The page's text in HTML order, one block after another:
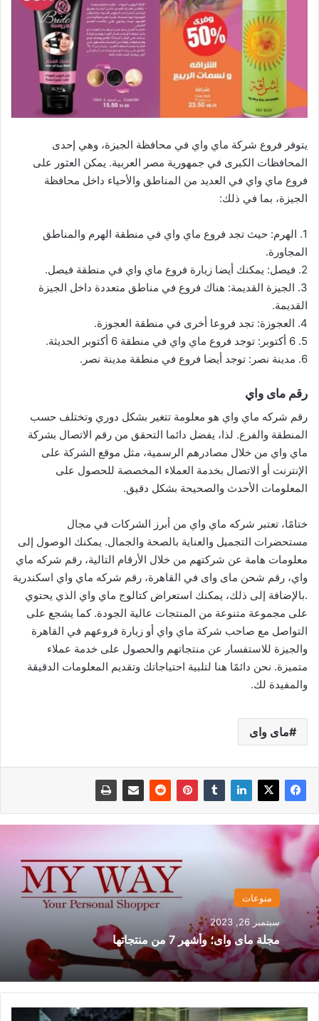
يتوفر فروع شركة ماي واي في محافظة الجيزة، وهي إحدى
المحافظات الكبرى في جمهورية مصر العربية. يمكن العثور على
فروع ماي واي في العديد من المناطق والأحياء داخل محافظة
الجيزة، بما في ذلك:
1. الهرم: حيث تجد فروع ماي واي في منطقة الهرم والمناطق
المجاورة.
2. فيصل: يمكنك أيضا زيارة فروع ماي واي في منطقة فيصل.
3. الجيزة القديمة: هناك فروع في مناطق متعددة داخل الجيزة
القديمة.
4. العجوزة: تجد فروعا أخرى في منطقة العجوزة.
5. 6 أكتوبر: توجد فروع ماي واي في منطقة 6 أكتوبر الحديثة.
6. مدينة نصر: توجد أيضا فروع في منطقة مدينة نصر.
رقم ماى واي
رقم شركه ماي واي هو معلومة تتغير بشكل دوري وتختلف حسب
المنطقة والفرع. لذا، يفضل دائما التحقق من رقم الاتصال بشركة
ماي واي من خلال مصادرهم الرسمية، مثل موقع الشركة على
الإنترنت أو الاتصال بخدمة العملاء المخصصة للحصول على
المعلومات الأحدث والصحيحة بشكل دقيق.
ختامًا، تعتبر شركه ماي واي من أبرز الشركات في مجال
مستحضرات التجميل والعناية بالصحة والجمال. يمكنك الوصول إلى
معلومات هامة عن شركتهم من خلال الأرقام التالية، رقم شركه ماي
واي، رقم شحن ماى واى في القاهرة، رقم شركه ماي واي اسكندرية
.بالإضافة إلى ذلك، يمكنك استعراض كتالوج ماي واي الذي يحتوي
على مجموعة متنوعة من المنتجات عالية الجودة. كما يشجع على
التواصل مع صاحب شركة ماي واي أو زيارة فروعهم في القاهرة
والجيزة للاستفسار عن منتجاتهم والحصول على خدمة عملاء
متميزة. نحن دائمًا هنا لتلبية احتياجاتك وتقديم المعلومات الدقيقة
والمفيدة لك.
ماى واى
منوعات
سبتمبر 26, 2023
مجلة ماى واى؛ وأشهر 7 من منتجاتها
أفضل